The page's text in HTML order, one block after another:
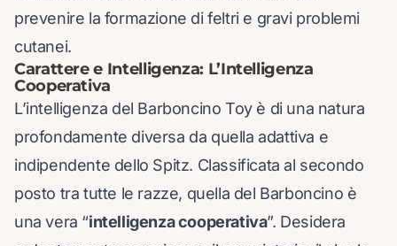
prevenire la formazione di feltri e gravi problemi
cutanei.
Carattere e Intelligenza: L’Intelligenza
Cooperativa
L’intelligenza del Barboncino Toy è di una natura
profondamente diversa da quella adattiva e
indipendente dello Spitz. Classificata al secondo
posto tra tutte le razze, quella del Barboncino è
una vera “intelligenza cooperativa”. Desidera